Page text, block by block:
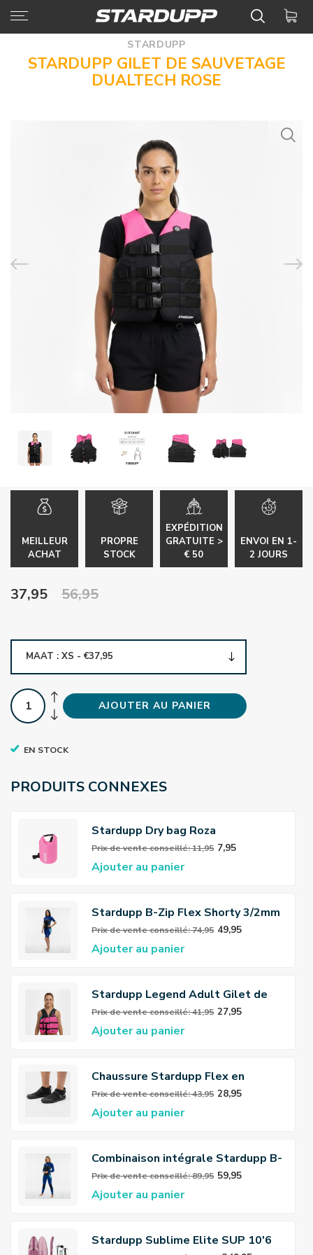
STARDUPP
STARDUPP GILET DE SAUVETAGE
DUALTECH ROSE
MEILLEUR
ACHAT
PROPRE
STOCK
EXPÉDITION
GRATUITE >
€ 50
ENVOI EN 1-
2 JOURS
37,95 56,95
MAAT : XS - €37,95
AJOUTER AU PANIER
EN STOCK
PRODUITS CONNEXES
Stardupp Dry bag Roza
Prix ​​de vente conseillé: 11,95 7,95
Ajouter au panier
Stardupp B-Zip Flex Shorty 3/2mm
Wetsuit Femmes
Prix ​​de vente conseillé: 74,95 49,95
Ajouter au panier
Stardupp Legend Adult Gilet de
sauvetage rose
Prix ​​de vente conseillé: 41,95 27,95
Ajouter au panier
Chaussure Stardupp Flex en
néoprène 3mm
Prix ​​de vente conseillé: 43,95 28,95
Ajouter au panier
Combinaison intégrale Stardupp B-
Zip Flex 3/2mm pour femmes
Prix ​​de vente conseillé: 89,95 59,95
Ajouter au panier
Stardupp Sublime Elite SUP 10'6